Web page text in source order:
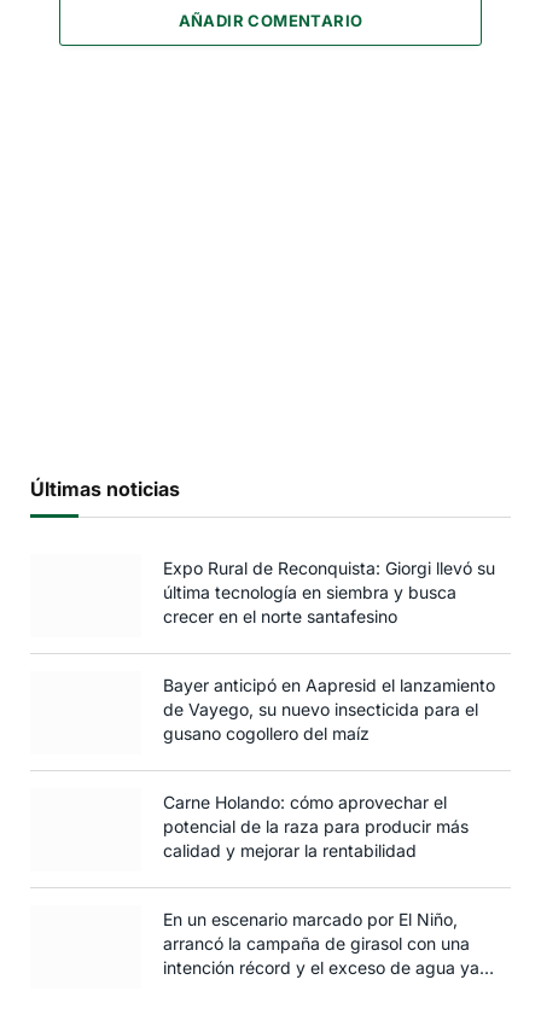
AÑADIR COMENTARIO
Últimas noticias
Expo Rural de Reconquista: Giorgi llevó su
última tecnología en siembra y busca
crecer en el norte santafesino
Bayer anticipó en Aapresid el lanzamiento
de Vayego, su nuevo insecticida para el
gusano cogollero del maíz
Carne Holando: cómo aprovechar el
potencial de la raza para producir más
calidad y mejorar la rentabilidad
En un escenario marcado por El Niño,
arrancó la campaña de girasol con una
intención récord y el exceso de agua ya